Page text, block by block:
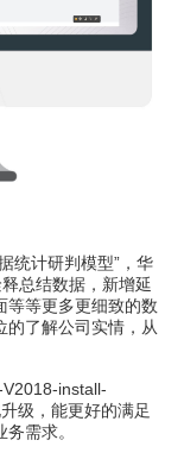
计研判模型”，华
总结数据，新增延
等等更多更细致的数
的了解公司实情，从
install-
级，能更好的满足
需求。